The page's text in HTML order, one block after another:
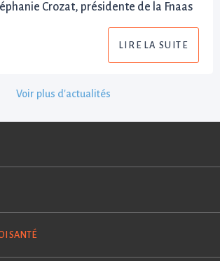
Crozat, présidente de la Fnaas
LIRE LA SUITE
Voir plus d'actualités
SANTÉ